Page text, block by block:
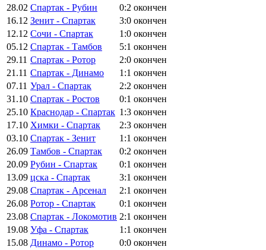
28.02 Спартак - Рубин 0:2 окончен
16.12 Зенит - Спартак 3:0 окончен
12.12 Сочи - Спартак 1:0 окончен
05.12 Спартак - Тамбов 5:1 окончен
29.11 Спартак - Ротор 2:0 окончен
21.11 Спартак - Динамо 1:1 окончен
07.11 Урал - Спартак 2:2 окончен
31.10 Спартак - Ростов 0:1 окончен
25.10 Краснодар - Спартак 1:3 окончен
17.10 Химки - Спартак 2:3 окончен
03.10 Спартак - Зенит 1:1 окончен
26.09 Тамбов - Спартак 0:2 окончен
20.09 Рубин - Спартак 0:1 окончен
13.09 цска - Спартак 3:1 окончен
29.08 Спартак - Арсенал 2:1 окончен
26.08 Ротор - Спартак 0:1 окончен
23.08 Спартак - Локомотив 2:1 окончен
19.08 Уфа - Спартак 1:1 окончен
15.08 Динамо - Ротор 0:0 окончен